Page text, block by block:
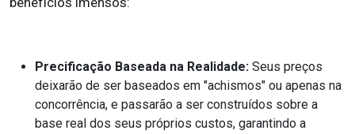
Precificação Baseada na Realidade: Seus preços
deixarão de ser baseados em "achismos" ou apenas na
concorrência, e passarão a ser construídos sobre a
base real dos seus próprios custos, garantindo a